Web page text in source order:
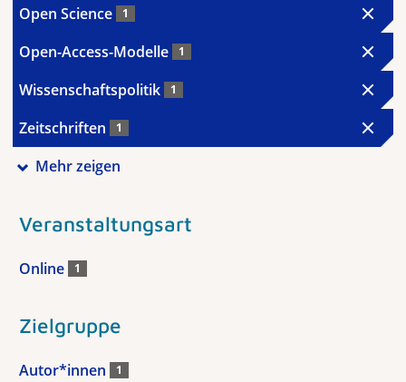
Open Science 1
Open-Access-Modelle 1
Wissenschaftspolitik 1
Zeitschriften 1
Mehr zeigen
Veranstaltungsart
Online 1
Zielgruppe
Autor*innen 1